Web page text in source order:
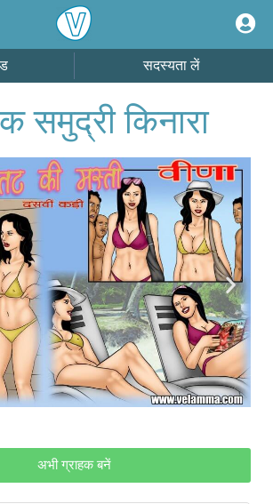
सदस्यता लें
समुद्री किनारा
अभी ग्राहक बनें